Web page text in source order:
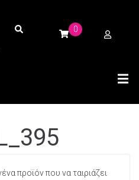
0
προϊόν που να ταιριάζει